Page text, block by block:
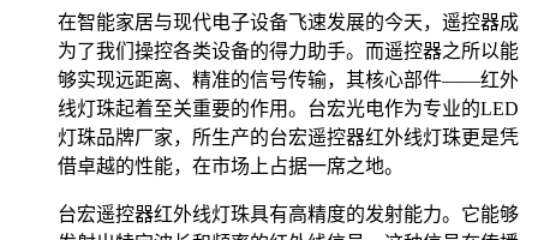
在智能家居与现代电子设备飞速发展的今天，遥控器成
为了我们操控各类设备的得力助手。而遥控器之所以能
够实现远距离、精准的信号传输，其核心部件——红外
线灯珠起着至关重要的作用。台宏光电作为专业的LED
灯珠品牌厂家，所生产的台宏遥控器红外线灯珠更是凭
借卓越的性能，在市场上占据一席之地。
台宏遥控器红外线灯珠具有高精度的发射能力。它能够